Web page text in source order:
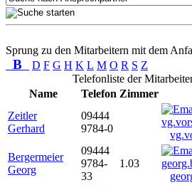
Sprung zu den Mitarbeitern mit dem
B D F G H K L M O R S Z
Telefonliste der
Name
Telefon Zimmer
Zeitler
Gerhard
09444
9784-0
Bergermeier
Georg
09444
9784-
33
1.03